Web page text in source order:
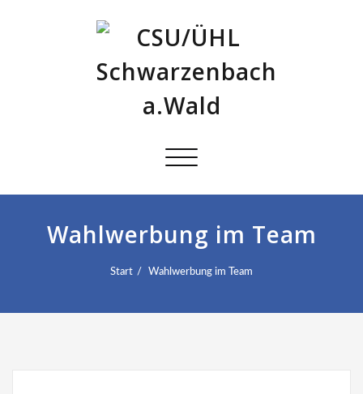
Schalte
Wahlwerbung im Team
Start Wahlwerbung im Team